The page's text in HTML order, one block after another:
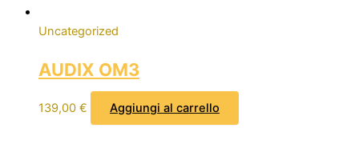
Uncategorized
AUDIX OM3
139,00 € Aggiungi al carrello